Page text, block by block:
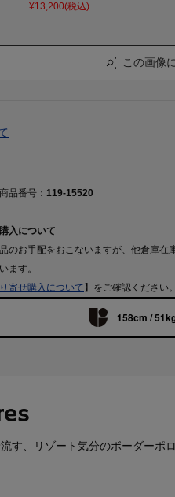
¥13,200(税込)
この画像
品番号： 119-15520
入について
のお手配をおこないますが、他倉庫
ます。
寄せ購入について 】をご確認ください。
158cm /
流す、リゾート気分のボーダーポロ